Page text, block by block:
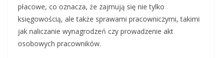
płacowe, co oznacza, że zajmują się nie tylko
księgowością, ale także sprawami pracowniczymi, takimi
jak naliczanie wynagrodzeń czy prowadzenie akt
osobowych pracowników.